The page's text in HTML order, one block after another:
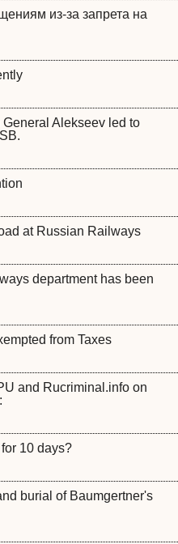
из-за запрета на
Alekseev led to
at Russian Railways
department has been
from Taxes
and Rucriminal.info on
10 days?
burial of Baumgertner's